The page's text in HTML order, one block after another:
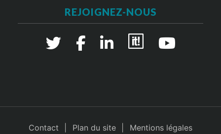
REJOIGNEZ-NOUS
Contact Plan du site Mentions légales